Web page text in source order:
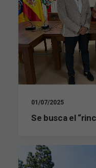
01/07/2025
Se busca el